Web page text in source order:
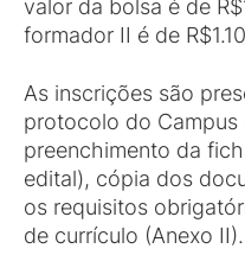
valor da bolsa é de
formador II é de
As inscrições são
protocolo do Campus
preenchimento da
edital), cópia dos
os requisitos
de currículo (Anexo II).